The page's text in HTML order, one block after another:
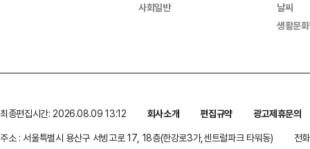
사회일반
날씨
생활문
최종편집시간: 2026.08.09 13:12 회사소개 편집규약
광고제휴문의
주소 : 서울특별시 용산구 서빙고로 17, 18층(한강로3가,센트럴파크 타워동)
전